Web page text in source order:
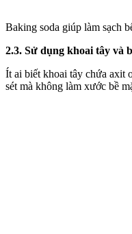
Baking soda giúp làm sạch
2.3. Sử dụng khoai tây và
Ít ai biết khoai tây chứa axit
sét mà không làm xước bề